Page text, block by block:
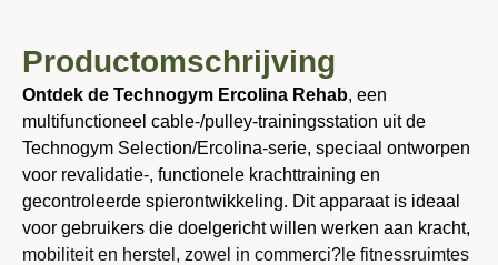
Productomschrijving
Ontdek de Technogym Ercolina Rehab, een
multifunctioneel cable-/pulley-trainingsstation uit de
Technogym Selection/Ercolina-serie, speciaal ontworpen
voor revalidatie-, functionele krachttraining en
gecontroleerde spierontwikkeling. Dit apparaat is ideaal
voor gebruikers die doelgericht willen werken aan kracht,
mobiliteit en herstel, zowel in commerci?le fitnessruimtes